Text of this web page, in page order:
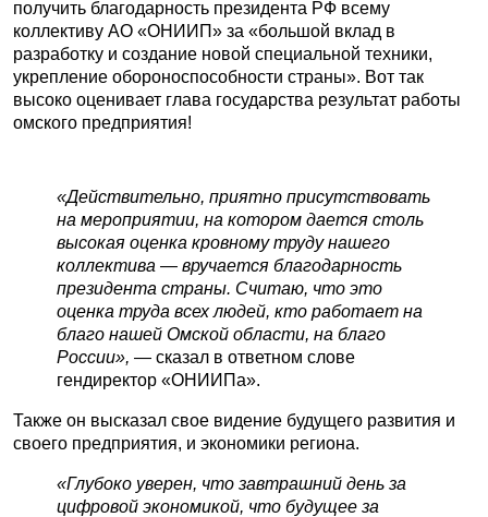
получить благодарность президента РФ всему
коллективу АО «ОНИИП» за «большой вклад в
разработку и создание новой специальной техники,
укрепление обороноспособности страны». Вот так
высоко оценивает глава государства результат работы
омского предприятия!
«Действительно, приятно присутствовать
на мероприятии, на котором дается столь
высокая оценка кровному труду нашего
коллектива — вручается благодарность
президента страны. Считаю, что это
оценка труда всех людей, кто работает на
благо нашей Омской области, на благо
России», — сказал в ответном слове
гендиректор «ОНИИПа».
Также он высказал свое видение будущего развития и
своего предприятия, и экономики региона.
«Глубоко уверен, что завтрашний день за
цифровой экономикой, что будущее за